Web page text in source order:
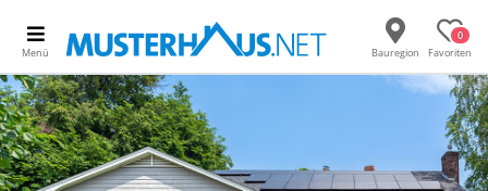
Menü Bauregion
0
Favoriten